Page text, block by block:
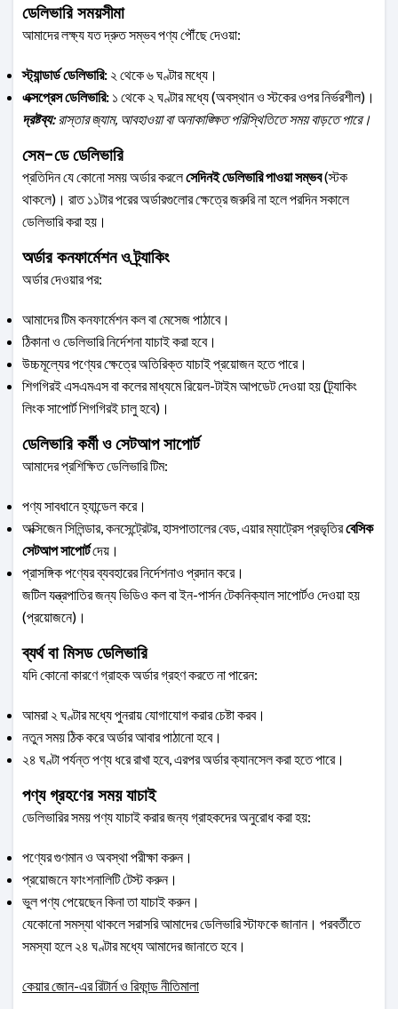
ডেলিভারি সময়সীমা
আমাদের লক্ষ্য যত দ্রুত সম্ভব পণ্য পৌঁছে দেওয়া:
স্ট্যান্ডার্ড ডেলিভারি: ২ থেকে ৬ ঘণ্টার মধ্যে।
এক্সপ্রেস ডেলিভারি: ১ থেকে ২ ঘণ্টার মধ্যে (অবস্থান ও স্টকের ওপর নির্ভরশীল)।
দ্রষ্টব্য:রাস্তার জ্যাম, আবহাওয়া বা অনাকাঙ্ক্ষিত পরিস্থিতিতে সময় বাড়তে পারে।
সেম-ডে ডেলিভারি
প্রতিদিন যে কোনো সময়অর্ডার করলেসেদিনই ডেলিভারি পাওয়া সম্ভব(স্টক
থাকলে)। রাত ১১টার পরের অর্ডারগুলোর ক্ষেত্রে জরুরি না হলে পরদিন সকালে
ডেলিভারি করা হয়।
অর্ডার কনফার্মেশন ও ট্র্যাকিং
অর্ডার দেওয়ার পর:
আমাদের টিম কনফার্মেশন কল বা মেসেজ পাঠাবে।
ঠিকানা ও ডেলিভারি নির্দেশনা যাচাই করা হবে।
উচ্চমূল্যের পণ্যের ক্ষেত্রে অতিরিক্ত যাচাই প্রয়োজন হতে পারে।
শিগগিরই এসএমএস বা কলের মাধ্যমে রিয়েল-টাইম আপডেট দেওয়া হয় (ট্র্যাকিং
লিংক সাপোর্ট শিগগিরই চালু হবে)।
ডেলিভারি কর্মী ও সেটআপ সাপোর্ট
আমাদের প্রশিক্ষিত ডেলিভারি টিম:
পণ্য সাবধানে হ্যান্ডেল করে।
অক্সিজেন সিলিন্ডার, কনসেন্ট্রেটর, হাসপাতালের বেড, এয়ার ম্যাট্রেস প্রভৃতিরবেসিক
সেটআপ সাপোর্টদেয়।
প্রাসঙ্গিক পণ্যের ব্যবহারের নির্দেশনাও প্রদান করে।
জটিল যন্ত্রপাতির জন্য ভিডিও কল বা ইন-পার্সন টেকনিক্যাল সাপোর্টও দেওয়া হয়
(প্রয়োজনে)।
ব্যর্থ বা মিসড ডেলিভারি
যদি কোনো কারণে গ্রাহক অর্ডার গ্রহণ করতে না পারেন:
আমরা ২ ঘণ্টার মধ্যে পুনরায় যোগাযোগ করার চেষ্টা করব।
নতুন সময় ঠিক করে অর্ডার আবার পাঠানো হবে।
২৪ ঘণ্টা পর্যন্ত পণ্য ধরে রাখা হবে, এরপর অর্ডার ক্যানসেল করা হতে পারে।
পণ্য গ্রহণের সময় যাচাই
ডেলিভারির সময় পণ্য যাচাই করার জন্য গ্রাহকদের অনুরোধ করা হয়:
পণ্যের গুণমান ও অবস্থা পরীক্ষা করুন।
প্রয়োজনে ফাংশনালিটি টেস্ট করুন।
ভুল পণ্য পেয়েছেন কিনা তা যাচাই করুন।
যেকোনো সমস্যা থাকলে সরাসরি আমাদের ডেলিভারি স্টাফকে জানান। পরবর্তীতে
সমস্যা হলে ২৪ ঘণ্টার মধ্যে আমাদের জানাতে হবে।
কেয়ার জোন-এর রিটার্ন ও রিফান্ড নীতিমালা